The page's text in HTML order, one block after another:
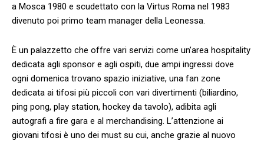
a Mosca 1980 e scudettato con la Virtus Roma nel 1983
divenuto poi primo team manager della Leonessa.
È un palazzetto che offre vari servizi come un’area hospitality
dedicata agli sponsor e agli ospiti, due ampi ingressi dove
ogni domenica trovano spazio iniziative, una fan zone
dedicata ai tifosi più piccoli con vari divertimenti (biliardino,
ping pong, play station, hockey da tavolo), adibita agli
autografi a fire gara e al merchandising. L’attenzione ai
giovani tifosi è uno dei must su cui, anche grazie al nuovo